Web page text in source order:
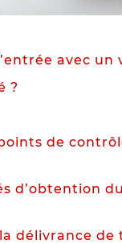
avec un
?
de
d’obtention
délivrance